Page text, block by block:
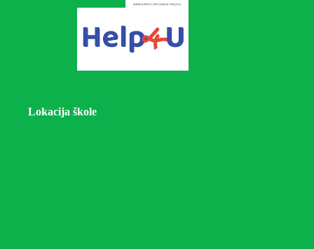
Lokacija škole